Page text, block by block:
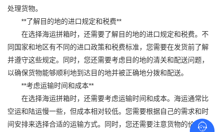
处理货物。
**了解目的地的进口规定和税费**
在选择海运拼箱时，还需要了解目的地的进口规定和税费。不
同国家和地区有不同的进口政策和税费标准，您需要在发货前了解
并遵守这些规定。同时，您还需要考虑目的地的清关和配送问题，
以确保货物能够顺利地到达目的地并被正确地分拨和配送。
**考虑运输时间和成本**
在选择海运拼箱时，还需要考虑运输时间和成本。海运通常比
空运和陆运慢一些，但成本相对较低。您需要根据自己的需求和时
间安排来选择合适的运输方式。同时，您还需要注意货物的价值和